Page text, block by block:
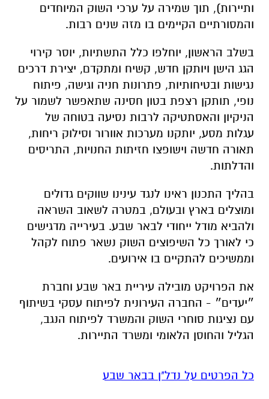
ותיירות), תוך שמירה על ערכי השוק המיוחדים
והמסורתיים הקיימים בו מזה שנים רבות.
בשלב הראשון, יוחלפו כלל התשתיות, יוסר קירוי
הגג הישן ויותקן חדש, קשיח ומתקדם, יצירת דרכים
נגישות ובטיחותיות, פתרונות חניה וגישה, פיתוח
נופי, תותקן רצפת בטון חסינה שתאפשר לשמור על
הניקיון והאסתטיקה לרבות נסיעה בטוחה של
עגלות מסע, יותקנו מערכות אוורור וסילוק ריחות,
תאורה חדשה וישופצו חזיתות החנויות, התריסים
והדלתות.
בהליך התכנון ראינו לנגד עינינו שווקים גדולים
ומוצלים בארץ ובעולם, במטרה לשאוב השראה
ולהביא מודל ייחודי לבאר שבע. בעירייה מדגישים
כי לאורך כל השיפוצים השוק נשאר פתוח לקהל
וממשיכים להתקיים בו אירועים.
את הפרויקט מובילה עיריית באר שבע וחברת
״יעדים״ - החברה העירונית לפיתוח עסקי בשיתוף
עם נציגות סוחרי השוק והמשרד לפיתוח הנגב,
הגליל והחוסן הלאומי ומשרד התיירות.
כל הפרטים על נדל"ן בבאר שבע